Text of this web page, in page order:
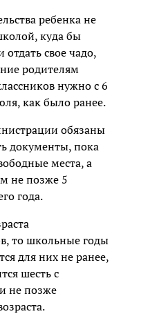
ребенка не
куда бы
отдать свое чадо,
родителям
нужно с 6
как было ранее.
обязаны
документы, пока
места, а
не позже 5
года.
то школьные годы
для них не ранее,
шесть с
не позже